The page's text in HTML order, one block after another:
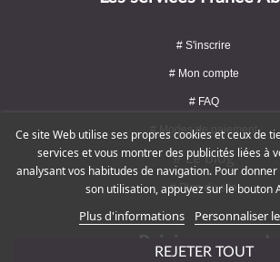
# S'inscrire
# Mon compte
# FAQ
# Modes de paiement
# Le blog
# Plan du site
Rejoignez-nous !
Ce site Web utilise ses propres cookies et ceux de
services et vous montrer des publicités liées à
analysant vos habitudes de navigation. Pour
son utilisation, appuyez sur le bouton
Plus d'informations Personnaliser
REJETER TOUT